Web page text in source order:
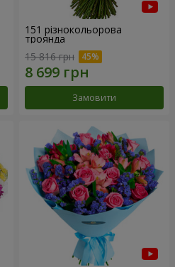
151 різнокольорова
троянда
15 816 грн
Замовити